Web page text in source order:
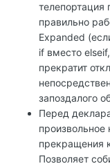
телепортация
правильно
Expanded
if вместо
прекратит
запоздалого
Перед
произвольное
прекращения
Позволяет